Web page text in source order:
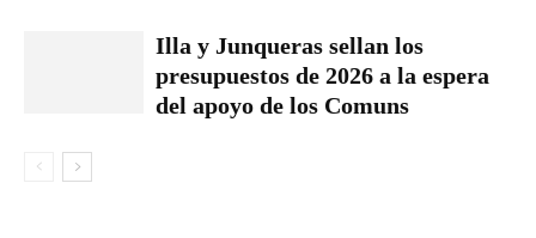
Illa y Junqueras sellan los
presupuestos de 2026 a la espera
del apoyo de los Comuns